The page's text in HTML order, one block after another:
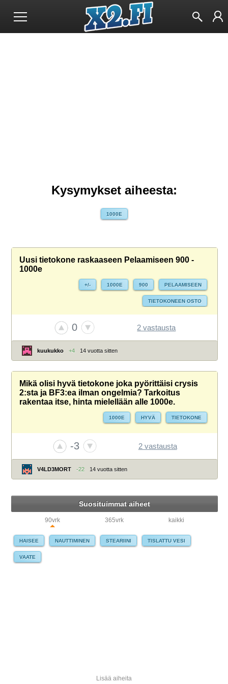
Kysymykset aiheesta:
1000E
Uusi tietokone raskaaseen Pelaamiseen 900 -
1000e
+/- 1000E 900 PELAAMISEEN
TIETOKONEEN OSTO
0 2 vastausta
kuukukko +4 14 vuotta sitten
Mikä olisi hyvä tietokone joka pyörittäisi crysis
2:sta ja BF3:ea ilman ongelmia? Tarkoitus
rakentaa itse, hinta mielellään alle 1000e.
1000E HYVÄ TIETOKONE
-3 2 vastausta
V4LD3MORT -22 14 vuotta sitten
Suosituimmat aiheet
90vrk 365vrk kaikki
HAISEE NAUTTIMINEN STEARIINI TISLATTU VESI
VAATE
Lisää aiheita